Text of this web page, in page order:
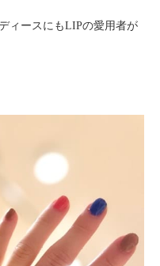
ィースにもLIPの愛用者が